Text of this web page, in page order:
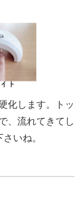
化します。トッ
、流れてきてし
いね。